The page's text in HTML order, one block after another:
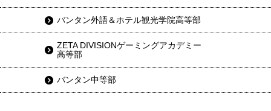
バンタン外語＆ホテル観光学院高等部
ZETA DIVISIONゲーミングアカデミー
高等部
バンタン中等部